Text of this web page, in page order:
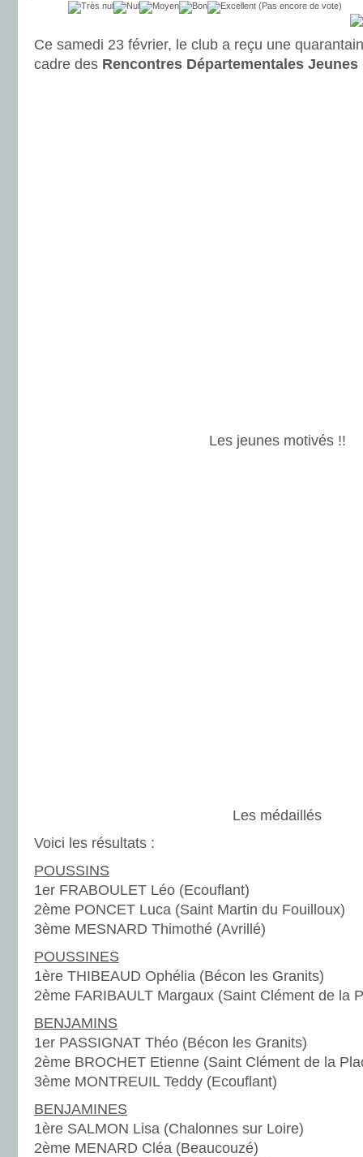
(Pas encore de vote)
Ce samedi 23 février, le club a reçu une
cadre des Rencontres Départementales Jeunes
Les jeunes motivés !!
Les médaillés
Voici les résultats :
POUSSINS
1er FRABOULET Léo (Ecouflant)
2ème PONCET Luca (Saint Martin du Fouilloux)
3ème MESNARD Thimothé (Avrillé)
POUSSINES
1ère THIBEAUD Ophélia (Bécon les Granits)
2ème FARIBAULT Margaux (Saint Clément de la
BENJAMINS
1er PASSIGNAT Théo (Bécon les Granits)
2ème BROCHET Etienne (Saint Clément de la
3ème MONTREUIL Teddy (Ecouflant)
BENJAMINES
1ère SALMON Lisa (Chalonnes sur Loire)
2ème MENARD Cléa (Beaucouzé)